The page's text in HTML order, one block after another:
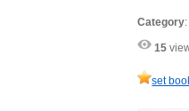
Category:
15
set